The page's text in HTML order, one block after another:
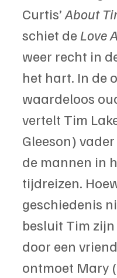
Curtis’ About
schiet de Love
weer recht in
het hart. In de
waardeloos
vertelt Tim
Gleeson)
de mannen in
tijdreizen.
geschiedenis
besluit Tim
door een
ontmoet Mary